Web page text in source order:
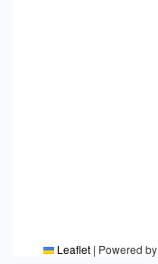
Leaflet | Powered by